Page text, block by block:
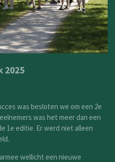
2025
was besloten we om een 2e
was het meer dan een
1e editie. Er werd niet alleen
wellicht een nieuwe